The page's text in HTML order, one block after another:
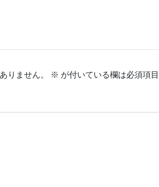
りません。 ※ が付いている欄は必須項